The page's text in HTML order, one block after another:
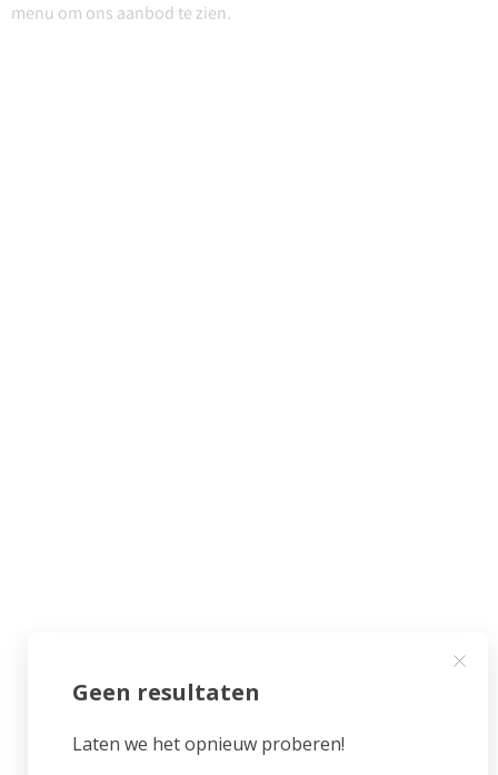
menu om ons aanbod te zien.